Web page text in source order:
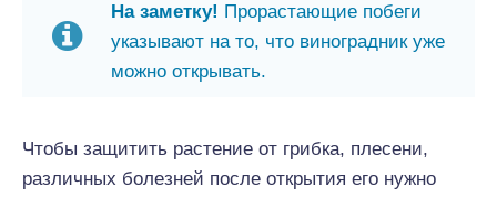
На заметку! Прорастающие побеги
указывают на то, что виноградник уже
можно открывать.
Чтобы защитить растение от грибка, плесени,
различных болезней после открытия его нужно